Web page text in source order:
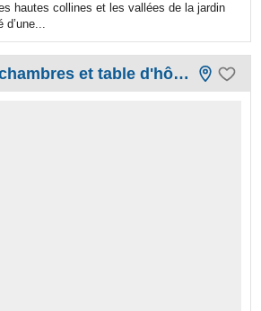
hautes collines et les vallées de la jardin
d’une...
La Cère gîte et chambres et table d'hôtes